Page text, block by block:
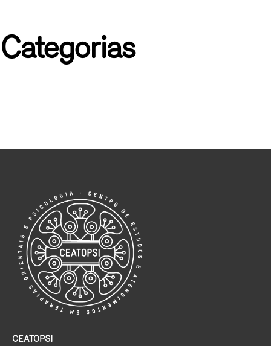
Categorias
PSICOTERAPIA
REIKI
CEATOPSI